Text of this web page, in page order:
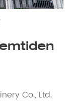
Co., Ltd.